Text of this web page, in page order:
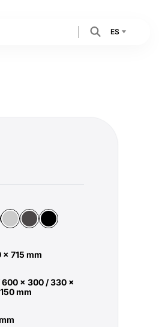
ES
PlataAntracitaNegro
x 715 mm
mm